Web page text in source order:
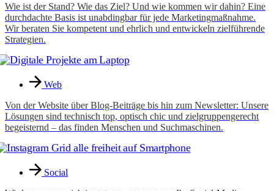
Wie ist der Stand? Wie das Ziel? Und wie kommen wir dahin? Eine
durchdachte Basis ist unabdingbar für jede Marketingmaßnahme.
Wir beraten Sie kompetent und ehrlich und entwickeln zielführende
Strategien.
Web
Von der Website über Blog-Beiträge bis hin zum Newsletter: Unsere
Lösungen sind technisch top, optisch chic und zielgruppengerecht
begeisternd – das finden Menschen und Suchmaschinen.
Social